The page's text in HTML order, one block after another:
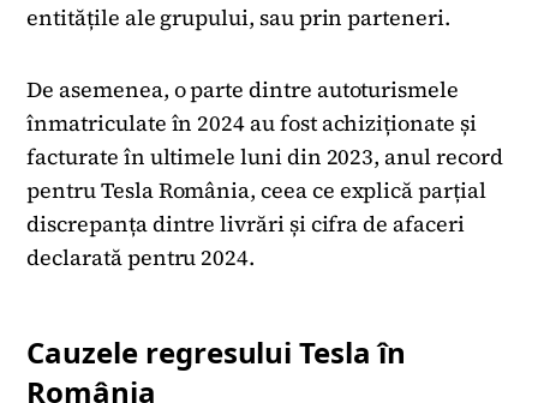
entitățile ale grupului, sau prin parteneri.
De asemenea, o parte dintre autoturismele
înmatriculate în 2024 au fost achiziționate și
facturate în ultimele luni din 2023, anul record
pentru Tesla România, ceea ce explică parțial
discrepanța dintre livrări și cifra de afaceri
declarată pentru 2024.
Cauzele regresului Tesla în
România